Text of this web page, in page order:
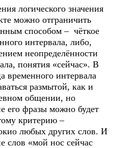
логического значения
можно отграничить
способом – чёткое
интервала, либо,
неопределённости
понятия «сейчас». В
временного интервала
размытой, как и
общении, но
его фразы можно будет
критерию –
любых других слов. И
слов «мой нос сейчас